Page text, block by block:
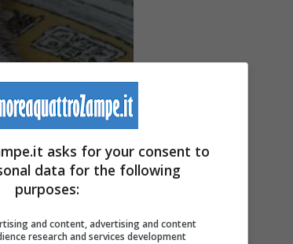
che l’alimentazione
una al mattino e una alla sera.
asks for your consent to
data for the following
purposes:
and content, advertising and content
research and services development